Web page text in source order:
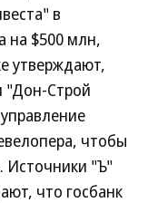
в
на $500 млн,
утверждают,
"Дон-Строй
чтобы
Источники "Ъ"
что госбанк